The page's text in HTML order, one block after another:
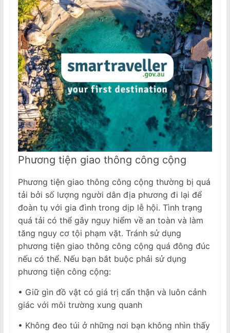
Phương tiện giao thông công cộng
Phương tiện giao thông công cộng thường bị quá
tải bởi số lượng người dân địa phương đi lại để
đoàn tụ với gia đình trong dịp lễ hội. Tình trạng
quá tải có thể gây nguy hiểm về an toàn và làm
tăng nguy cơ tội phạm vặt. Tránh sử dụng
phương tiện giao thông công cộng quá đông đúc
nếu có thể. Nếu bạn bắt buộc phải sử dụng
phương tiện công cộng:
• Giữ gìn đồ vật có giá trị cẩn thận và luôn cảnh
giác với môi trường xung quanh
• Không đeo túi ở những nơi bạn không nhìn thấy